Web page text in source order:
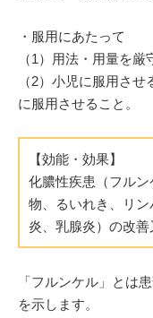
・服用にあたって
（1）用法・用量を厳
（2）小児に服用さ
に服用させること。
【効能・効果】
化膿性疾患（フル
物、るいれき、リ
炎、乳腺炎）の改
「フルンケル」とは
を示します。